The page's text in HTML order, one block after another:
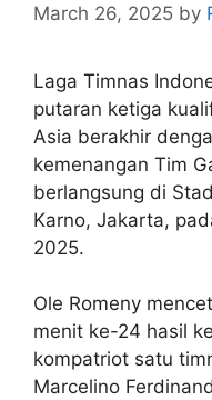
March 26, 2025 by
Laga Timnas
putaran ketiga
Asia berakhir
kemenangan Tim
berlangsung di
Karno, Jakarta,
2025.
Ole Romeny
menit ke-24 hasil
kompatriot satu
Marcelino